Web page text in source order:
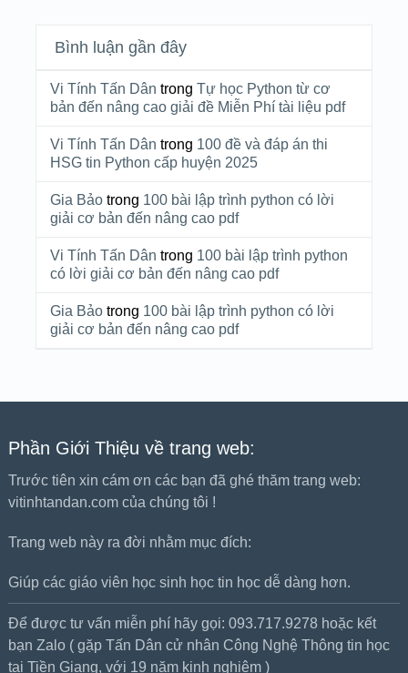
Bình luận gần đây
Vi Tính Tấn Dân trong Tự học Python từ cơ
bản đến nâng cao giải đề Miễn Phí tài liệu pdf
Vi Tính Tấn Dân trong 100 đề và đáp án thi
HSG tin Python cấp huyện 2025
Gia Bảotrong 100 bài lập trình python có lời
giải cơ bản đến nâng cao pdf
Vi Tính Tấn Dân trong 100 bài lập trình python
có lời giải cơ bản đến nâng cao pdf
Gia Bảotrong 100 bài lập trình python có lời
giải cơ bản đến nâng cao pdf
Phần Giới Thiệu về trang web:
Trước tiên xin cám ơn các bạn đã ghé thăm trang web:
vitinhtandan.com của chúng tôi !
Trang web này ra đời nhằm mục đích:
Giúp các giáo viên học sinh học tin học dễ dàng hơn.
Để được tư vấn miễn phí hãy gọi: 093.717.9278 hoặc kết
bạn Zalo ( gặp Tấn Dân cử nhân Công Nghệ Thông tin học
tại Tiền Giang, với 19 năm kinh nghiệm )